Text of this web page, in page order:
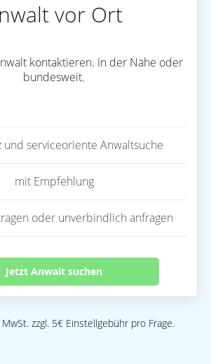
vor Ort
kontaktieren. In der Nähe oder
bundesweit.
und serviceoriente Anwaltsuche
mit Empfehlung
oder unverbindlich anfragen
Jetzt Anwalt suchen
zzgl. 5€ Einstellgebühr pro Frage.